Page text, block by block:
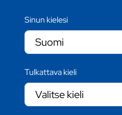
Sinun kielesi
Tulkattava kieli